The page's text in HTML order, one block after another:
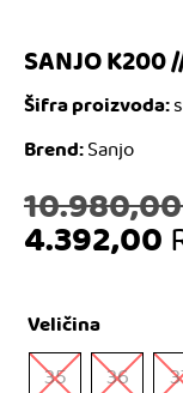
SANJO K200
Šifra proizvoda:
Brend:Sanjo
4.392,00
cena
Veličina
35
36